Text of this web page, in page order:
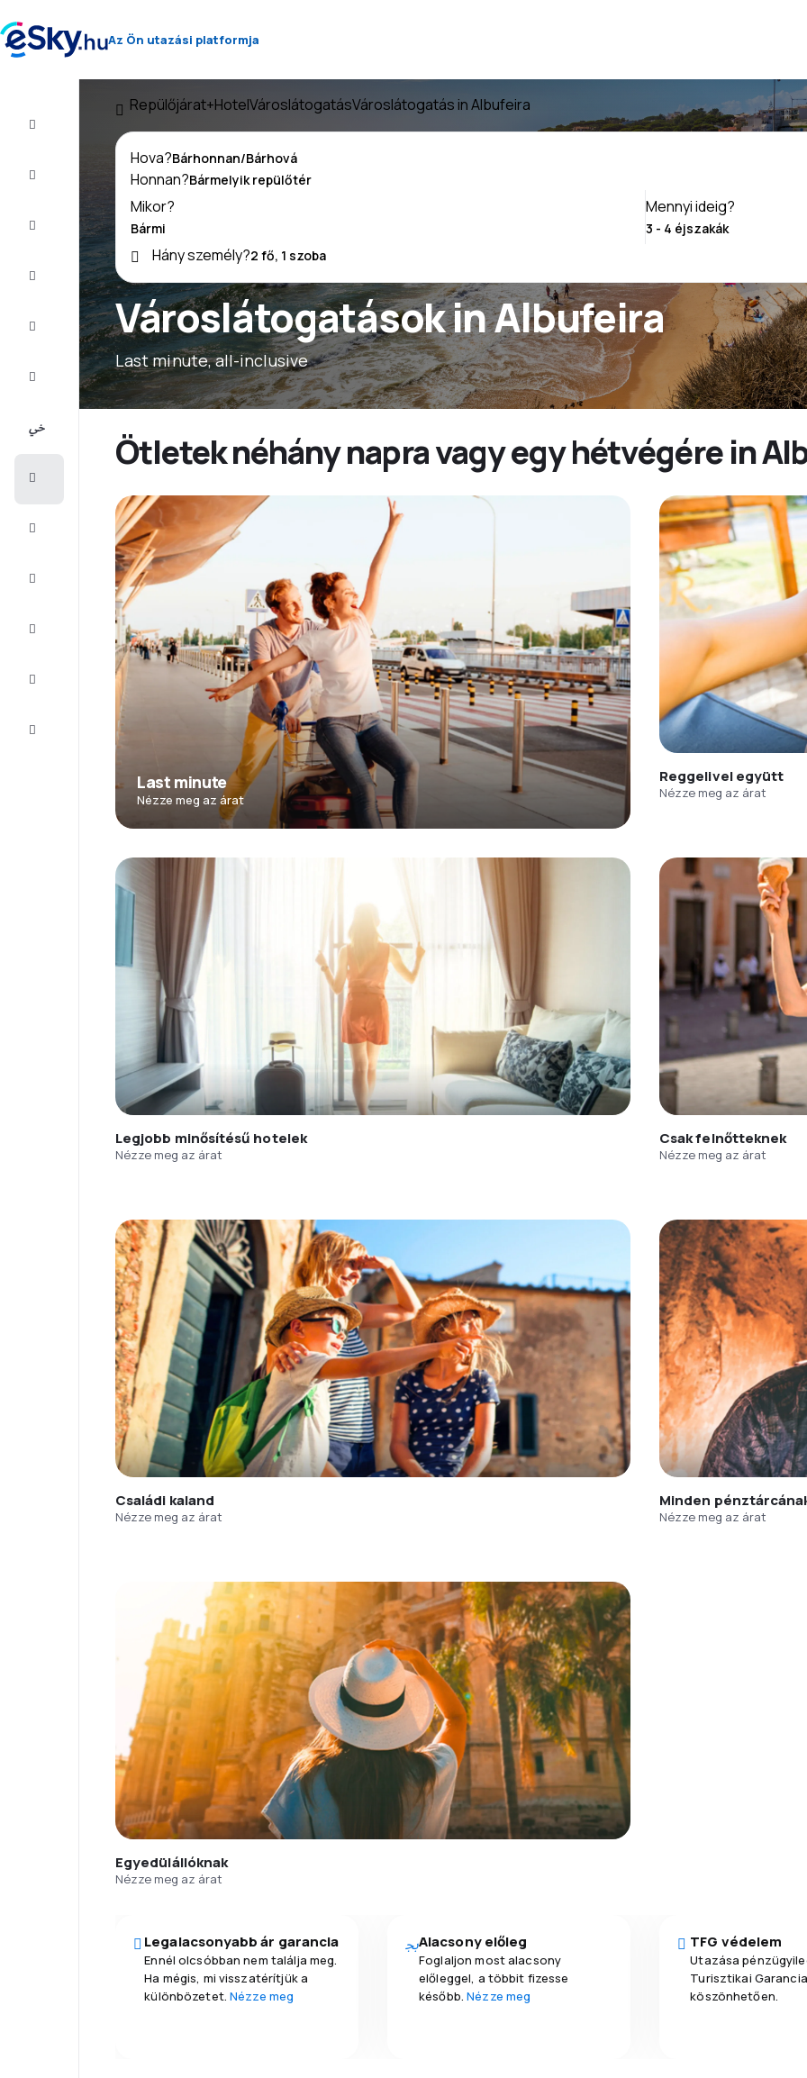
Az Ön utazási platformja
2026/27
Ügyfélszolgálat
Repülőjárat+HotelVároslátogatásVároslátogatás in Albufeira
Városlátogatások in Albufeira
Last minute, all-inclusive
Hova?
Honnan?
Mikor?
Mennyi ideig?
Hány személy?
Ötletek néhány napra vagy egy hétvégére in
Last minute
Nézze meg az árat
Reggelivel együtt
Nézze meg az árat
Legjobb minősítésű hotelek
Nézze meg az árat
Csak felnőtteknek
Nézze meg az árat
Családi kaland
Nézze meg az árat
Minden
Nézze meg az árat
Egyedülállóknak
Nézze meg az árat
Legalacsonyabb ár garancia
Ennél olcsóbban nem találja meg.
Ha mégis, mi visszatérítjük a
különbözetet.Nézze meg
Alacsony előleg
Foglaljon most alacsony
előleggel, a többit fizesse
később.Nézze meg
TFG védelem
Utazása
Turisztikai
köszönhetően.